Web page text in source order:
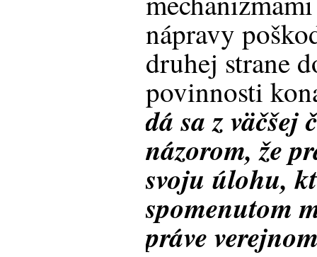
nápravy
druhej strane
povinnosti
dá sa z väčšej
názorom, že
svoju úlohu,
spomenutom
práve